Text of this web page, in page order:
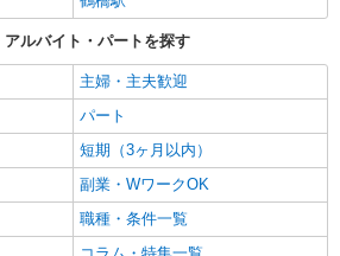
ルバイト・パートを探す
主婦・主夫歓迎
パート
短期（3ヶ月以内）
副業・WワークOK
職種・条件一覧